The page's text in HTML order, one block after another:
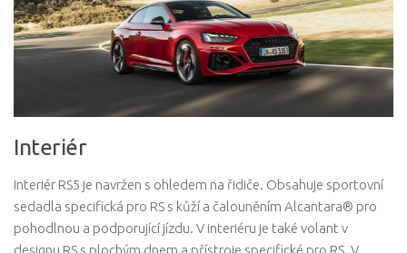
Interiér
Interiér RS5 je navržen s ohledem na řidiče. Obsahuje sportovní
sedadla specifická pro RS s kůží a čalouněním Alcantara® pro
pohodlnou a podporující jízdu. V interiéru je také volant v
designu RS s plochým dnem a přístroje specifické pro RS. V